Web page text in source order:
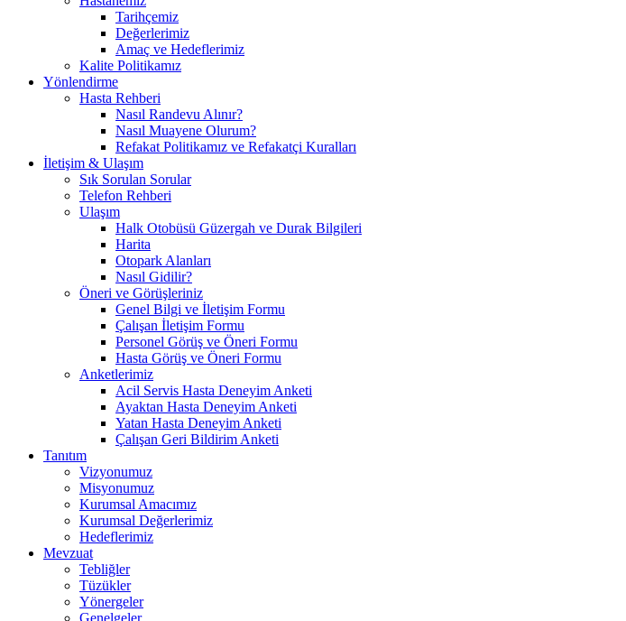
Tarihçemiz
Değerlerimiz
Amaç ve Hedeflerimiz
Kalite Politikamız
Yönlendirme
Hasta Rehberi
Nasıl Randevu Alınır?
Nasıl Muayene Olurum?
Refakat Politikamız ve Refakatçi Kuralları
İletişim & Ulaşım
Sık Sorulan Sorular
Telefon Rehberi
Ulaşım
Halk Otobüsü Güzergah ve Durak Bilgileri
Harita
Otopark Alanları
Nasıl Gidilir?
Öneri ve Görüşleriniz
Genel Bilgi ve İletişim Formu
Çalışan İletişim Formu
Personel Görüş ve Öneri Formu
Hasta Görüş ve Öneri Formu
Anketlerimiz
Acil Servis Hasta Deneyim Anketi
Ayaktan Hasta Deneyim Anketi
Yatan Hasta Deneyim Anketi
Çalışan Geri Bildirim Anketi
Tanıtım
Vizyonumuz
Misyonumuz
Kurumsal Amacımız
Kurumsal Değerlerimiz
Hedeflerimiz
Mevzuat
Tebliğler
Tüzükler
Yönergeler
Genelgeler